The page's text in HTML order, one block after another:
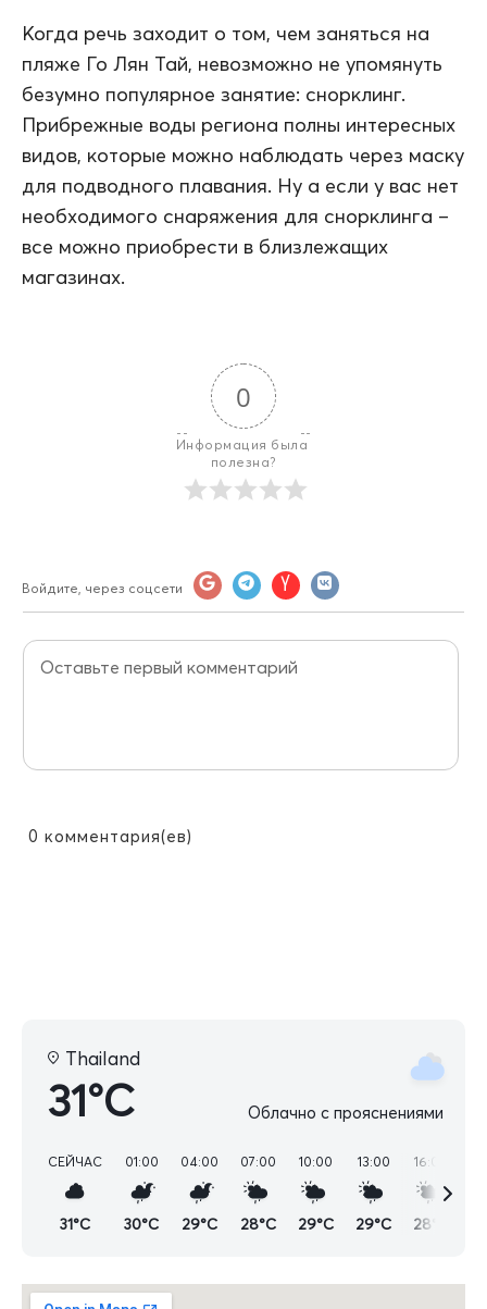
Когда речь заходит о том, чем заняться на
пляже Го Лян Тай, невозможно не упомянуть
безумно популярное занятие: снорклинг.
Прибрежные воды региона полны интересных
видов, которые можно наблюдать через маску
для подводного плавания. Ну а если у вас нет
необходимого снаряжения для снорклинга –
все можно приобрести в близлежащих
магазинах.
0
Информация была
полезна?
Войдите, через соцсети
0 комментария(ев)
Thailand
31°C Облачно с прояснениями
СЕЙЧАС
31°C
01:00
30°C
04:00
29°C
07:00
28°C
10:00
29°C
13:00
29°C
16:00
28°C